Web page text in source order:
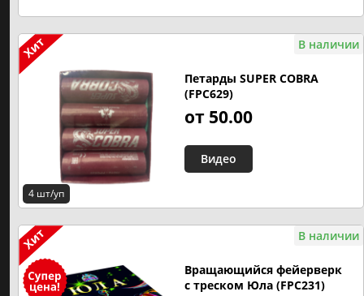
На свадьбу
Фаершоу на свадьбу
На день рождения
На выпускной
4 шт/уп
Петарды SUPER COBRA
(FPC629)
от 50.00
В наличии
Видео
Вращающийся фейерверк
с треском Юла (FPC231)
В наличии